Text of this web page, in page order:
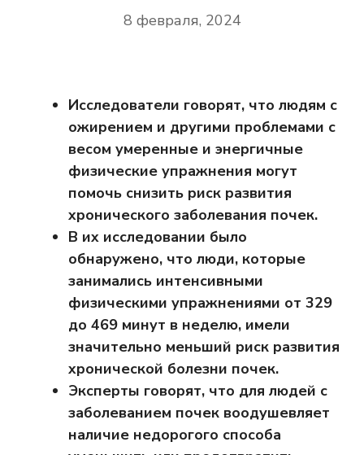
8 февраля, 2024
Исследователи говорят, что людям с
ожирением и другими проблемами с
весом умеренные и энергичные
физические упражнения могут
помочь снизить риск развития
хронического заболевания почек.
В их исследовании было
обнаружено, что люди, которые
занимались интенсивными
физическими упражнениями от 329
до 469 минут в неделю, имели
значительно меньший риск развития
хронической болезни почек.
Эксперты говорят, что для людей с
заболеванием почек воодушевляет
наличие недорогого способа